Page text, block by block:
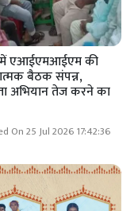
एआईएमआईएम की
बैठक संपन्न,
अभियान तेज करने का
On 25 Jul 2026 17:42:36